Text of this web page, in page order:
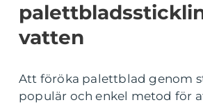
vatten
Att föröka palettblad genom
populär och enkel metod för